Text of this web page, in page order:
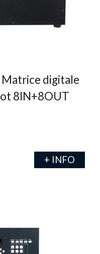
Matrice digitale
8IN+8OUT
+ INFO